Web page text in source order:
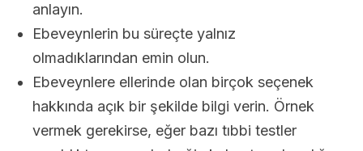
anlayın.
Ebeveynlerin bu süreçte yalnız
olmadıklarından emin olun.
Ebeveynlere ellerinde olan birçok seçenek
hakkında açık bir şekilde bilgi verin. Örnek
vermek gerekirse, eğer bazı tıbbi testler